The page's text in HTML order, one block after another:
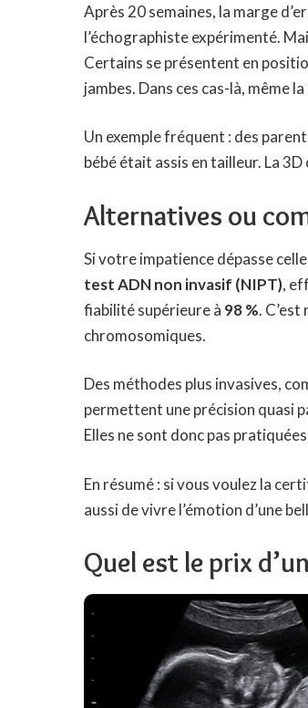
Après 20 semaines, la marge
l’échographiste expérimenté.
Certains se présentent en
jambes. Dans ces cas-là, même
Un exemple fréquent : des
bébé était assis en tailleur. La
Alternatives ou
Si votre impatience dépasse
test ADN non invasif (NIPT),
fiabilité supérieure à 98 %.
chromosomiques.
Des méthodes plus invasives,
permettent une précision quasi
Elles ne sont donc pas
En résumé : si vous voulez la
aussi de vivre l’émotion d’une
Quel est le prix